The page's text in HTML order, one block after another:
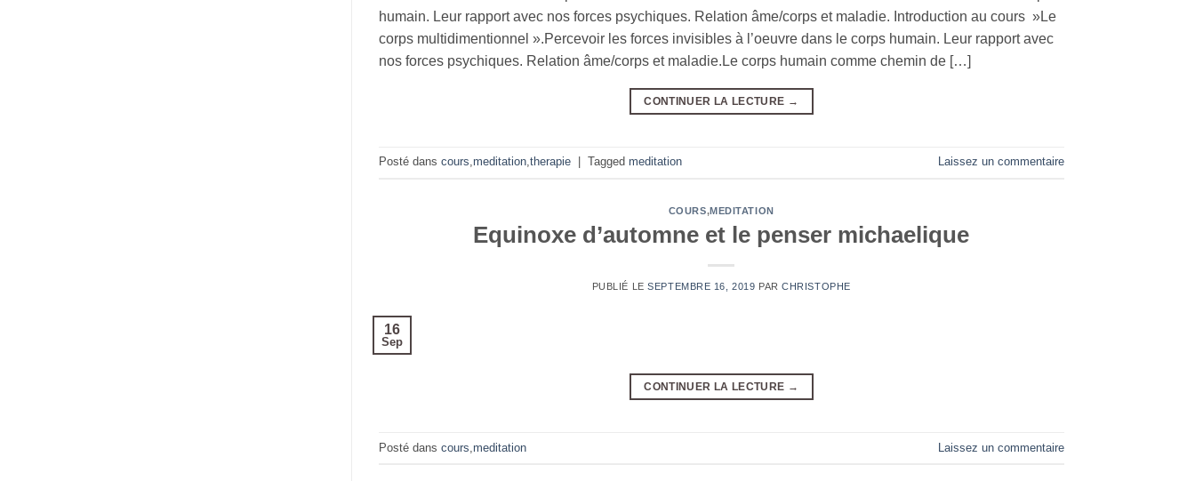
humain. Leur rapport avec nos forces psychiques. Relation âme/corps et maladie. Introduction au cours »Le
corps multidimentionnel ».Percevoir les forces invisibles à l’oeuvre dans le corps humain. Leur rapport avec
nos forces psychiques. Relation âme/corps et maladie.Le corps humain comme chemin de […]
CONTINUER LA LECTURE →
Posté dans cours,meditation,therapie Tagged meditation Laissez un commentaire
COURS,MEDITATION
Equinoxe d’automne et le penser michaelique
PUBLIÉ LESEPTEMBRE 16, 2019 PARCHRISTOPHE
16
Sep
CONTINUER LA LECTURE →
Posté dans cours meditation Laissez un commentaire